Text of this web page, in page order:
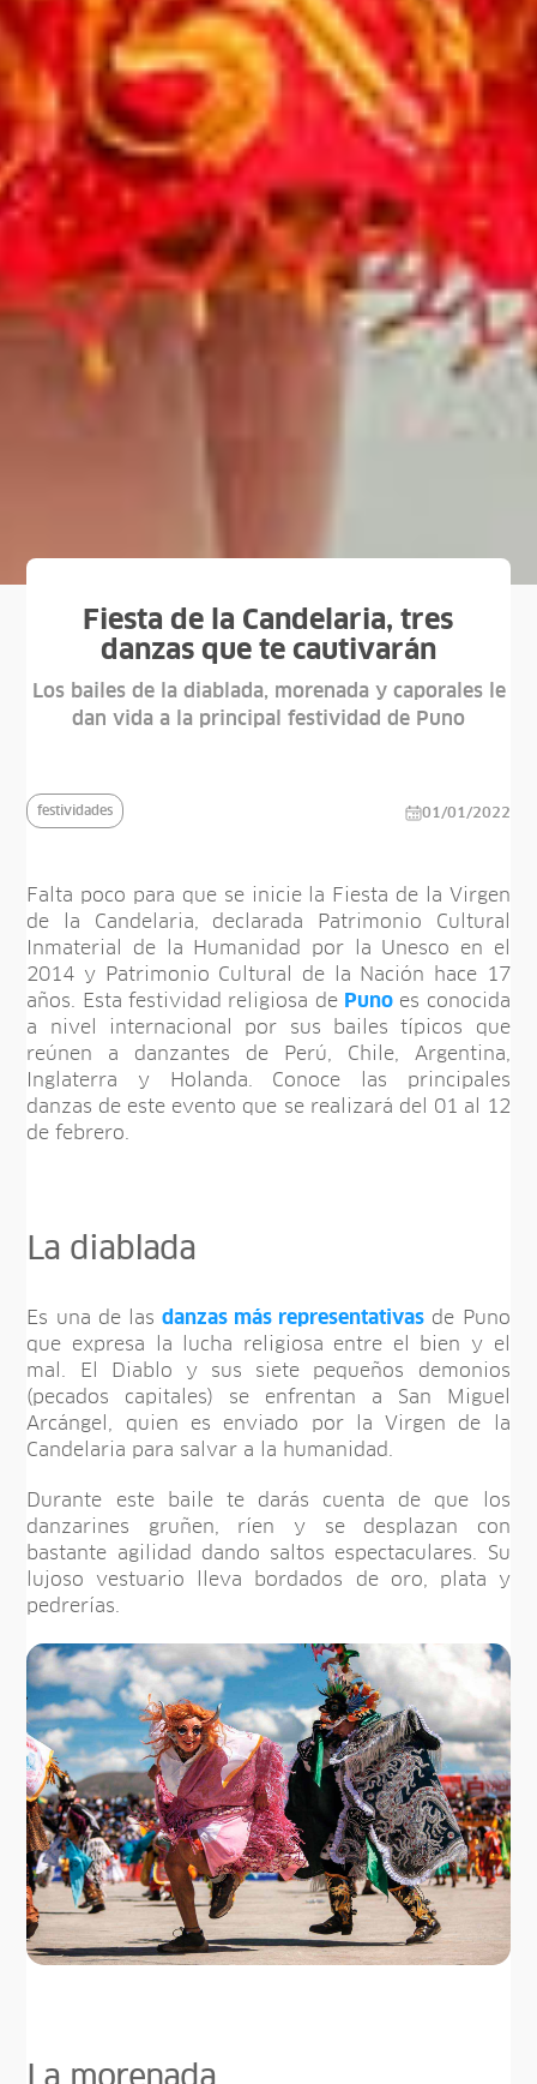
Fiesta de la Candelaria, tres
danzas que te cautivarán
Los bailes de la diablada, morenada y caporales le
dan vida a la principal festividad de Puno
festividades 01/01/2022
Falta poco para que se inicie la Fiesta de la Virgen
de la Candelaria, declarada Patrimonio Cultural
Inmaterial de la Humanidad por la Unesco en el
2014 y Patrimonio Cultural de la Nación hace 17
años. Esta festividad religiosa de Punoes conocida
a nivel internacional por sus bailes típicos que
reúnen a danzantes de Perú, Chile, Argentina,
Inglaterra y Holanda. Conoce las principales
danzas de este evento que se realizará del 01 al 12
de febrero.
La diablada
Es una de las danzas más representativas de Puno
que expresa la lucha religiosa entre el bien y el
mal. El Diablo y sus siete pequeños demonios
(pecados capitales) se enfrentan a San Miguel
Arcángel, quien es enviado por la Virgen de la
Candelaria para salvar a la humanidad.
Durante este baile te darás cuenta de que los
danzarines gruñen, ríen y se desplazan con
bastante agilidad dando saltos espectaculares. Su
lujoso vestuario lleva bordados de oro, plata y
pedrerías.